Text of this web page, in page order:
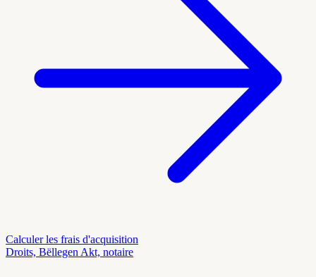
Calculer les frais d'acquisition
Droits, Bëllegen Akt, notaire